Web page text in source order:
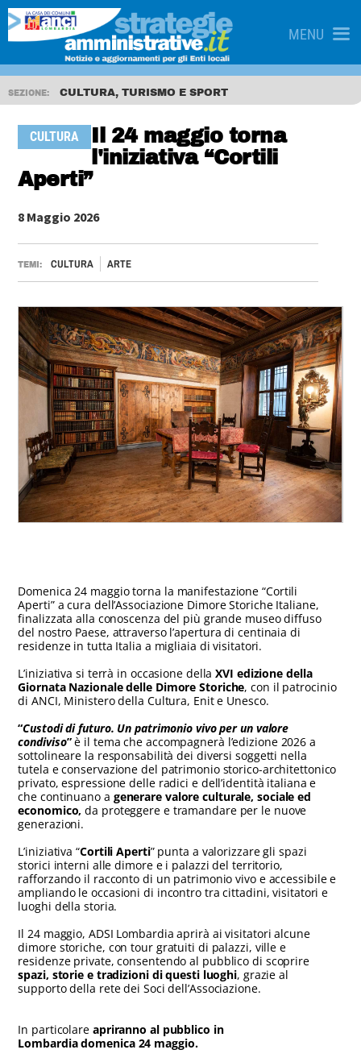
MENU
SEZIONE: CULTURA, TURISMO E SPORT
CULTURA
Il 24 maggio torna
l'iniziativa “Cortili
Aperti”
8 Maggio 2026
TEMI: CULTURA ARTE
Domenica 24 maggio torna la manifestazione “Cortili
Aperti” a cura dell’Associazione Dimore Storiche Italiane,
finalizzata alla conoscenza del più grande museo diffuso
del nostro Paese, attraverso l’apertura di centinaia di
residenze in tutta Italia a migliaia di visitatori.
L’iniziativa si terrà in occasione della XVI edizione della
Giornata Nazionale delle Dimore Storiche, con il patrocinio
di ANCI, Ministero della Cultura, Enit e Unesco.
“Custodi di futuro. Un patrimonio vivo per un valore
condiviso”è il tema che accompagnerà l’edizione 2026 a
sottolineare la responsabilità dei diversi soggetti nella
tutela e conservazione del patrimonio storico-architettonico
privato, espressione delle radici e dell’identità italiana e
che continuano a generare valore culturale, sociale ed
economico,da proteggere e tramandare per le nuove
generazioni.
L’iniziativa “Cortili Aperti” punta a valorizzare gli spazi
storici interni alle dimore e i palazzi del territorio,
rafforzando il racconto di un patrimonio vivo e accessibile e
ampliando le occasioni di incontro tra cittadini, visitatori e
luoghi della storia.
Il 24 maggio, ADSI Lombardia aprirà ai visitatori alcune
dimore storiche, con tour gratuiti di palazzi, ville e
residenze private, consentendo al pubblico di scoprire
spazi, storie e tradizioni di questi luoghi, grazie al
supporto della rete dei Soci dell’Associazione.
In particolare apriranno al pubblico in
Lombardia domenica 24 maggio.